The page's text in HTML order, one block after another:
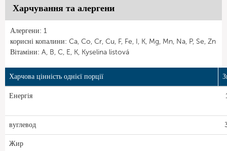
Харчування та алергени
Алергени: 1
корисні копалини: Ca, Co, Cr, Cu, F, Fe, I, K, Mg, Mn, Na, P, Se, Zn
Вітаміни: A, B, C, E, K, Kyselina listová
Харчова цінність однієї порції
Енергія
вуглевод
Жир